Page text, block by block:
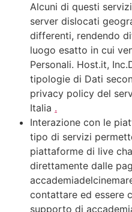
Alcuni di questi
server dislocati
differenti, rendendo
luogo esatto in cui
Personali. Host.it,
tipologie di Dati
privacy policy del
Italia .
Interazione con le
tipo di servizi
piattaforme di live
direttamente dalle
contattare ed essere
supporto di